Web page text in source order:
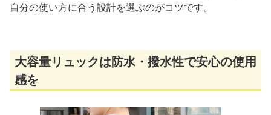
自分の使い方に合う設計を選ぶのがコツです。
大容量リュックは防水・撥水性で安心の使用
感を